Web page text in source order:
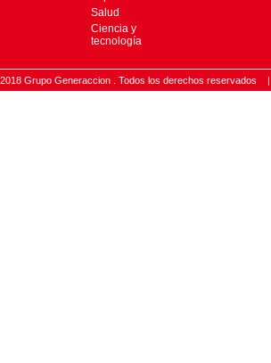
Salud
Ciencia y
tecnología
2018 Grupo Generaccion . Todos los derechos reservados |